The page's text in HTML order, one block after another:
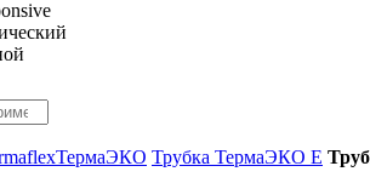
ТермаЭКО Трубка ТермаЭКО Е